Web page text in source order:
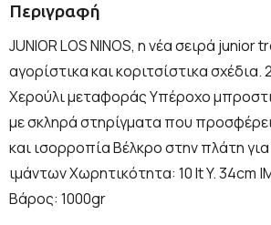
Περιγραφή
JUNIOR LOS NINOS, η νέα σειρά junior
αγορίστικα και κοριτσίστικα σχέδια.
Χερούλι μεταφοράς Υπέροχο
με σκληρά στηρίγματα που
και ισορροπία Βέλκρο στην πλάτη
ιμάντων Χωρητικότητα: 10 lt Y. 34cm
Βάρος: 1000gr